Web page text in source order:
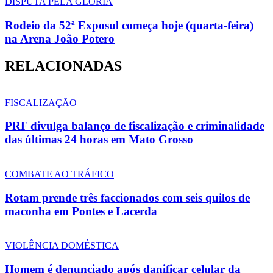
Rodeio da 52ª Exposul começa hoje (quarta-feira)
na Arena João Potero
RELACIONADAS
FISCALIZAÇÃO
PRF divulga balanço de fiscalização e criminalidade
das últimas 24 horas em Mato Grosso
COMBATE AO TRÁFICO
Rotam prende três faccionados com seis quilos de
maconha em Pontes e Lacerda
VIOLÊNCIA DOMÉSTICA
Homem é denunciado após danificar celular da